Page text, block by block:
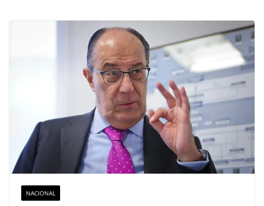
NACIONAL